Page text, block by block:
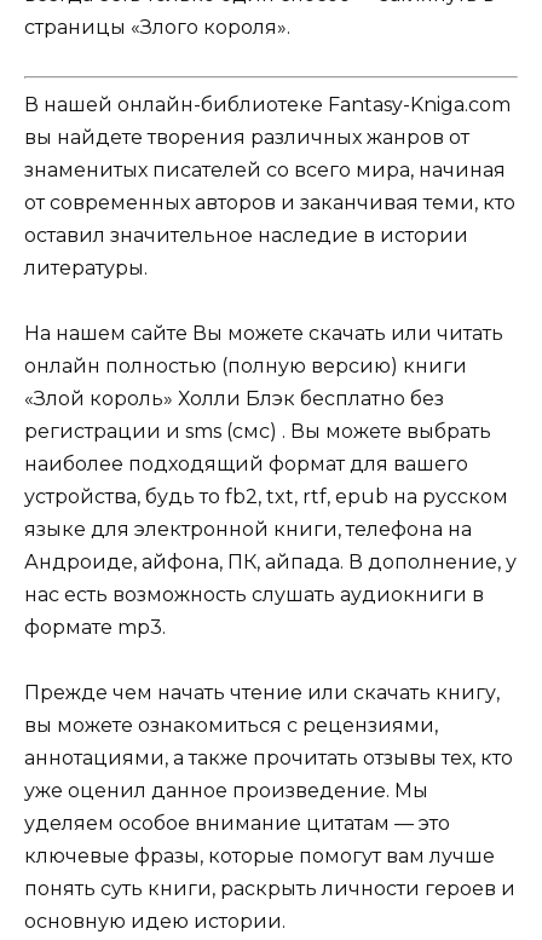
страницы «Злого короля».
В нашей онлайн-библиотеке Fantasy-Kniga.com
вы найдете творения различных жанров от
знаменитых писателей со всего мира, начиная
от современных авторов и заканчивая теми, кто
оставил значительное наследие в истории
литературы.
На нашем сайте Вы можете скачать или читать
онлайн полностью (полную версию) книги
«Злой король» Холли Блэк бесплатно без
регистрации и sms (смс) . Вы можете выбрать
наиболее подходящий формат для вашего
устройства, будь то fb2, txt, rtf, epub на русском
языке для электронной книги, телефона на
Андроиде, айфона, ПК, айпада. В дополнение, у
нас есть возможность слушать аудиокниги в
формате mp3.
Прежде чем начать чтение или скачать книгу,
вы можете ознакомиться с рецензиями,
аннотациями, а также прочитать отзывы тех, кто
уже оценил данное произведение. Мы
уделяем особое внимание цитатам — это
ключевые фразы, которые помогут вам лучше
понять суть книги, раскрыть личности героев и
основную идею истории.